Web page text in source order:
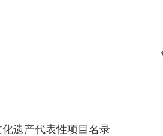
遗产代表性项目名录